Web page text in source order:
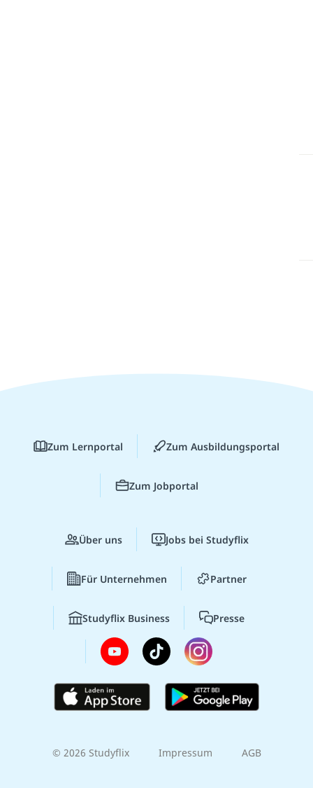
Zum Lernportal Zum Ausbildungsportal
Zum Jobportal
Über uns Jobs bei Studyflix
Für Unternehmen Partner
Studyflix Business Presse
© 2026 Studyflix Impressum AGB